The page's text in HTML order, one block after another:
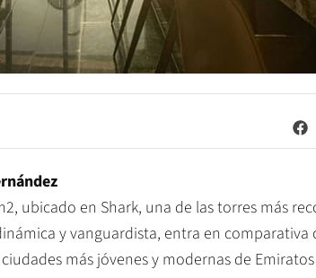
ubicado en Shark, una de las torres más
y vanguardista, entra en comparativa
más jóvenes y modernas de